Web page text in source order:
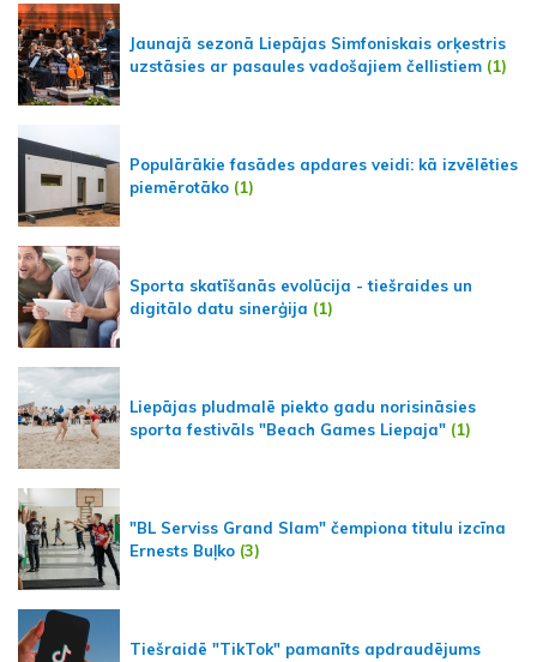
Jaunajā sezonā Liepājas Simfoniskais orķestris
uzstāsies ar pasaules vadošajiem čellistiem (1)
Populārākie fasādes apdares veidi: kā izvēlēties
piemērotāko (1)
Sporta skatīšanās evolūcija - tiešraides un
digitālo datu sinerģija (1)
Liepājas pludmalē piekto gadu norisināsies
sporta festivāls "Beach Games Liepaja" (1)
"BL Serviss Grand Slam" čempiona titulu izcīna
Ernests Buļko (3)
Tiešraidē "TikTok" pamanīts apdraudējums